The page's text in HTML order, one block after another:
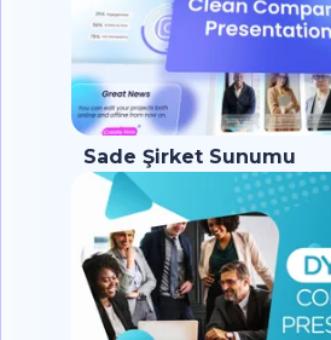
Sade Şirket Sunumu